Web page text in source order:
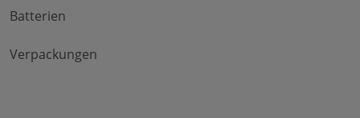
Batterien
Verpackungen